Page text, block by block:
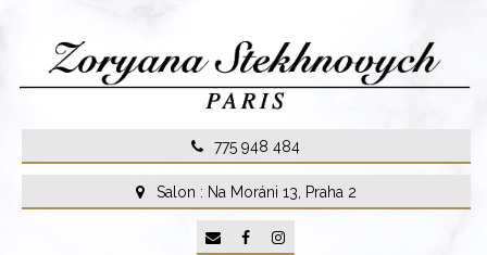
content
775 948 484
Salon : Na Moráni 13, Praha 2